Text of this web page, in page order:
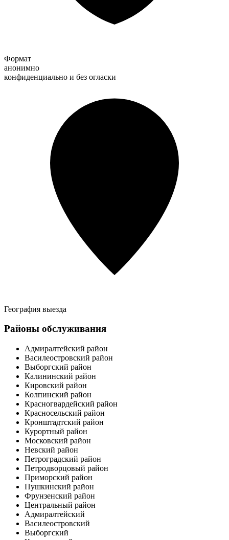
Формат
анонимно
конфиденциально и без огласки
География выезда
Районы обслуживания
Адмиралтейский район
Василеостровский район
Выборгский район
Калининский район
Кировский район
Колпинский район
Красногвардейский район
Красносельский район
Кронштадтский район
Курортный район
Московский район
Невский район
Петроградский район
Петродворцовый район
Приморский район
Пушкинский район
Фрунзенский район
Центральный район
Адмиралтейский
Василеостровский
Выборгский